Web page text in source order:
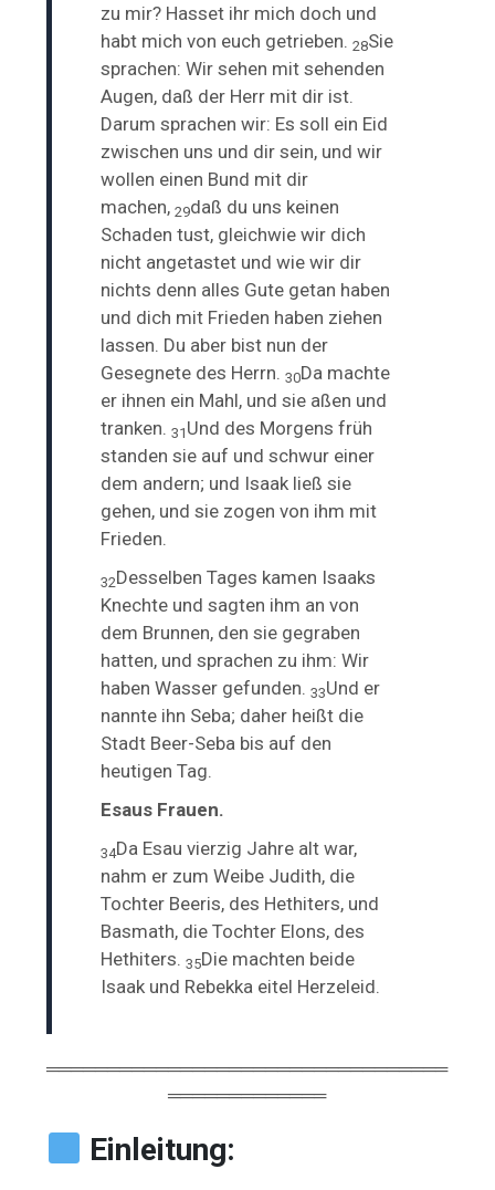
zu mir? Hasset ihr mich doch und
habt mich von euch getrieben.28Sie
sprachen: Wir sehen mit sehenden
Augen, daß der Herr mit dir ist.
Darum sprachen wir: Es soll ein Eid
zwischen uns und dir sein, und wir
wollen einen Bund mit dir
machen,29daß du uns keinen
Schaden tust, gleichwie wir dich
nicht angetastet und wie wir dir
nichts denn alles Gute getan haben
und dich mit Frieden haben ziehen
lassen. Du aber bist nun der
Gesegnete des Herrn.30Da machte
er ihnen ein Mahl, und sie aßen und
tranken.31 Und des Morgens früh
standen sie auf und schwur einer
dem andern; und Isaak ließ sie
gehen, und sie zogen von ihm mit
Frieden.
32Desselben Tages kamen Isaaks
Knechte und sagten ihm an von
dem Brunnen, den sie gegraben
hatten, und sprachen zu ihm: Wir
haben Wasser gefunden.33Und er
nannte ihn Seba; daher heißt die
Stadt Beer-Seba bis auf den
heutigen Tag.
Esaus Frauen.
34Da Esau vierzig Jahre alt war,
nahm er zum Weibe Judith, die
Tochter Beeris, des Hethiters, und
Basmath, die Tochter Elons, des
Hethiters. 35Die machten beide
Isaak und Rebekka eitel Herzeleid.
═════════════════════════════════
═════════════
Einleitung: